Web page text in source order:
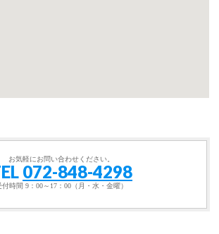
お気軽にお問い合わせください。
072-848-4298
付時間 9：00～17：00（月・水・金曜）